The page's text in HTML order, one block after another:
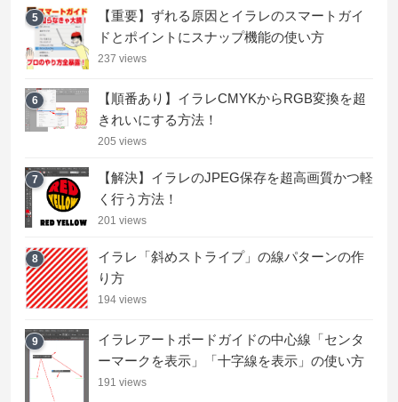
5
【重要】ずれる原因とイラレのスマートガイ
ドとポイントにスナップ機能の使い方
237 views
6
【順番あり】イラレCMYKからRGB変換を超
きれいにする方法！
205 views
7
【解決】イラレのJPEG保存を超高画質かつ軽
く行う方法！
201 views
8
イラレ「斜めストライプ」の線パターンの作
り方
194 views
9
イラレアートボードガイドの中心線「センタ
ーマークを表示」「十字線を表示」の使い方
191 views